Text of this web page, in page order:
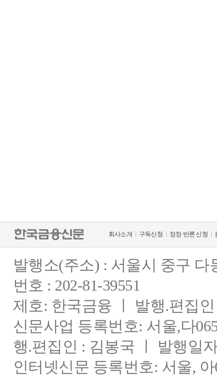
회사소개 구독신청 정정·반론 신청
발행소(주소) : 서울시 중구
번호 : 202-81-39551
제호: 한국금융 ㅣ 발행.편집
신문사업 등록번호: 서울,다
행.편집인 : 김봉국 ㅣ 발행일
인터넷신문 등록번호: 서울,